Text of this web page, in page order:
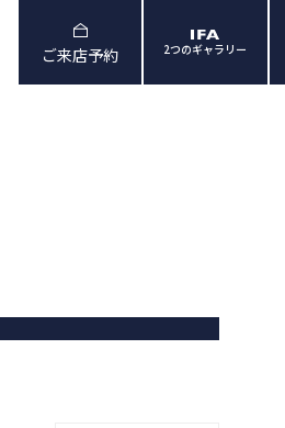
ご来店予約 2つのギャラリー